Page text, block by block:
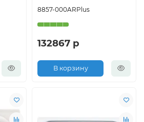
8857-000ARPlus
132867 р
В корзину